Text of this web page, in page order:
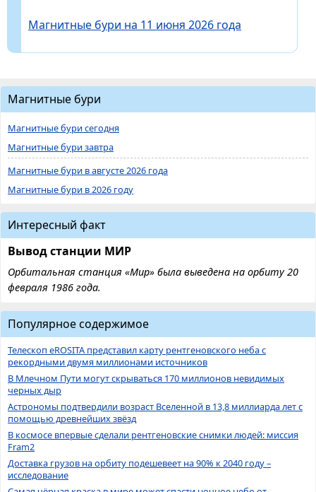
Магнитные бури на 11 июня 2026 года
Магнитные бури
Магнитные бури сегодня
Магнитные бури завтра
Магнитные бури в августе 2026 года
Магнитные бури в 2026 году
Интересный факт
Вывод станции МИР
Орбитальная станция «Мир» была выведена на орбиту 20
февраля 1986 года.
Популярное содержимое
Телескоп eROSITA представил карту рентгеновского неба с
рекордными двумя миллионами источников
В Млечном Пути могут скрываться 170 миллионов невидимых
черных дыр
Астрономы подтвердили возраст Вселенной в 13,8 миллиарда лет с
помощью древнейших звёзд
В космосе впервые сделали рентгеновские снимки людей: миссия
Fram2
Доставка грузов на орбиту подешевеет на 90% к 2040 году –
исследование